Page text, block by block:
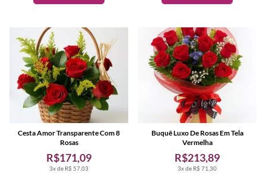
3x de R$ 57,03
R$171,09
Cesta Amor Transparente Com 8
Rosas
3x de R$ 71,30
R$213,89
Buquê Luxo De Rosas Em Tela
Vermelha